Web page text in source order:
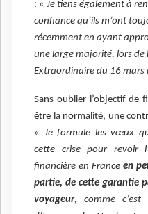
: « Je tiens également à
confiance qu’ils m’ont
récemment en ayant
une large majorité, lors de
Extraordinaire du 16 mars
Sans oublier l’objectif de
être la normalité, une
« Je formule les vœux
cette crise pour revoir
financière en France en
partie, de cette garantie
voyageur, comme